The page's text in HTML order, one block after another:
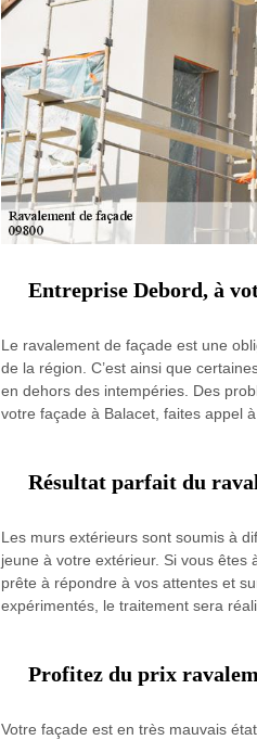
Entreprise Debord, à
Le ravalement de façade est une
de la région. C’est ainsi que
en dehors des intempéries. Des
votre façade à Balacet, faites appel
Résultat parfait du
Les murs extérieurs sont soumis à
jeune à votre extérieur. Si vous êtes
prête à répondre à vos attentes et
expérimentés, le traitement sera
Profitez du prix
Votre façade est en très mauvais